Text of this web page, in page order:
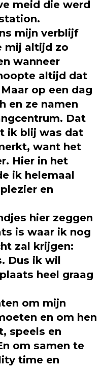
meid die werd
mijn verblijf
mij altijd zo
wanneer
altijd dat
op een dag
en ze namen
Dat
ik blij was dat
want het
Hier in het
ik helemaal
en
hier zeggen
is waar ik nog
zal krijgen:
Dus ik wil
heel graag
om mijn
en om hen
speels en
om samen te
time en